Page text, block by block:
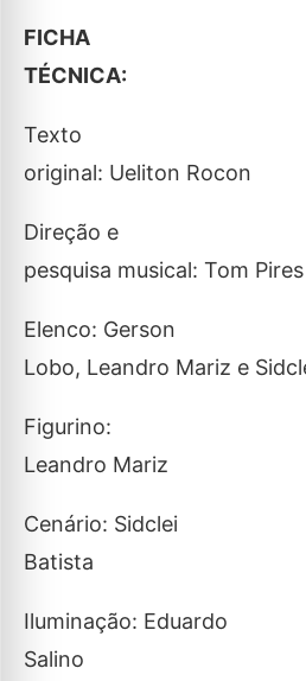
FICHA
TÉCNICA:
Texto
original: Ueliton Rocon
Direção e
pesquisa musical: Tom Pires
Elenco: Gerson
Lobo, Leandro Mariz e
Figurino:
Leandro Mariz
Cenário: Sidclei
Batista
Iluminação: Eduardo
Salino